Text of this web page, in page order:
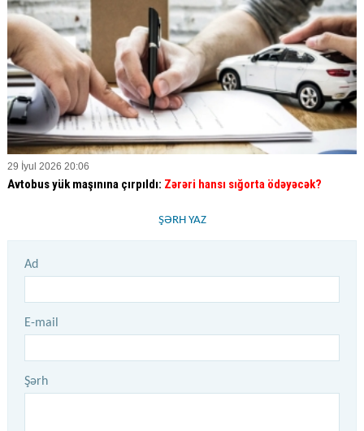
29 İyul 2026 20:06
Avtobus yük maşınına çırpıldı: Zərəri hansı sığorta ödəyəcək?
ŞƏRH YAZ
Ad
E-mail
Şərh